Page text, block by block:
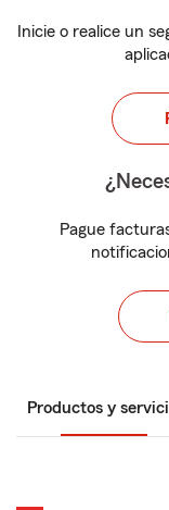
Inicie o realice un
Pague
Productos y